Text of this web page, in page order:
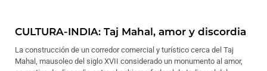
CULTURA-INDIA: Taj Mahal, amor y discordia
La construcción de un corredor comercial y turístico cerca del Taj
Mahal, mausoleo del siglo XVII considerado un monumento al amor,